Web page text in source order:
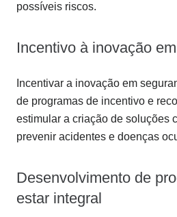
possíveis riscos.
Incentivo à inovação
Incentivar a inovação em
de programas de incentivo e
estimular a criação de soluções
prevenir acidentes e doenças
Desenvolvimento de
estar integral